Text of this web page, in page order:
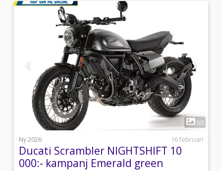
50
Ny 2026
16 februari
Ducati Scrambler NIGHTSHIFT 10
000:- kampanj Emerald green